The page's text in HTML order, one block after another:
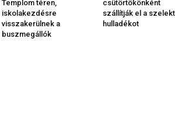
Templom téren,
iskolakezdésre
visszakerülnek a
buszmegállók
csütörtökönként
szállítják el a
hulladékot